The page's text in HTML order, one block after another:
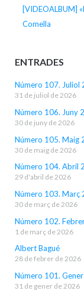
[VIDEOALBUM]
Comella
ENTRADES
Número 107. Juliol
31 de juliol de 2026
Número 106. Juny
30 de juny de 2026
Número 105. Maig
30 de maig de 2026
Número 104. Abril
29 d'abril de 2026
Número 103. Març
30 de març de 2026
Número 102.
1 de març de 2026
Albert Bagué
28 de febrer de 2026
Número 101.
31 de gener de 2026